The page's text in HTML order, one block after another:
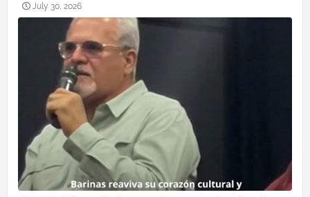
July 30, 2026